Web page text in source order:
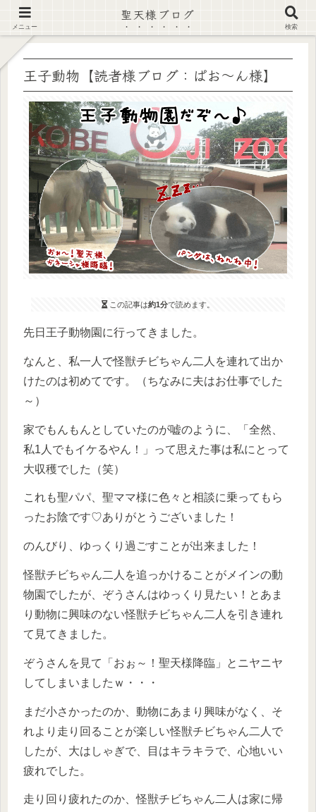
【注意喚起】偽サイト及び偽情報に注意 ▶確認する◀
王子動物【読者様ブログ：ぱお～ん様】
この記事は約1分で読めます。
先日王子動物園に行ってきました。
なんと、私一人で怪獣チビちゃん二人を連れて出か
けたのは初めてです。（ちなみに夫はお仕事でした
～）
家でもんもんとしていたのが嘘のように、「全然、
私1人でもイケるやん！」って思えた事は私にとって
大収穫でした（笑）
これも聖パパ、聖ママ様に色々と相談に乗ってもら
ったお陰です♡ありがとうございました！
のんびり、ゆっくり過ごすことが出来ました！
怪獣チビちゃん二人を追っかけることがメインの動
物園でしたが、ぞうさんはゆっくり見たい！とあま
り動物に興味のない怪獣チビちゃん二人を引き連れ
て見てきました。
ぞうさんを見て「おぉ～！聖天様降臨」とニヤニヤ
してしまいましたｗ・・・
まだ小さかったのか、動物にあまり興味がなく、そ
れより走り回ることが楽しい怪獣チビちゃん二人で
したが、大はしゃぎで、目はキラキラで、心地いい
疲れでした。
走り回り疲れたのか、怪獣チビちゃん二人は家に帰
メニュー
聖天様ブログ
検索